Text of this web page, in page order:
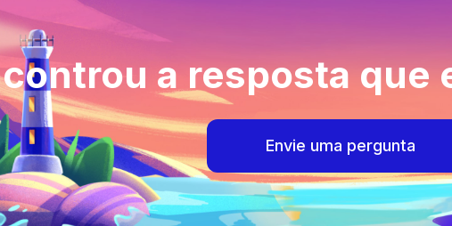
a resposta que
Envie uma pergunta